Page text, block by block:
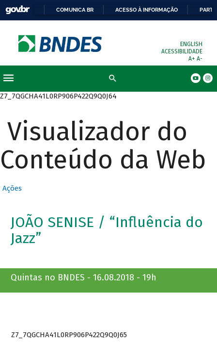
COMUNICA BR ACESSO À INFORMAÇÃO
ENGLISH
ACESSIBILIDADE
A+ A-
Z7_7QGCHA41L0RP906P422Q9Q0J64
Visualizador do
Conteúdo da Web
Ações
JOÃO SENISE / “Influência do
Jazz”
Quintas no BNDES - 16.08.2018 - 19h
Z7_7QGCHA41L0RP906P422Q9Q0J65